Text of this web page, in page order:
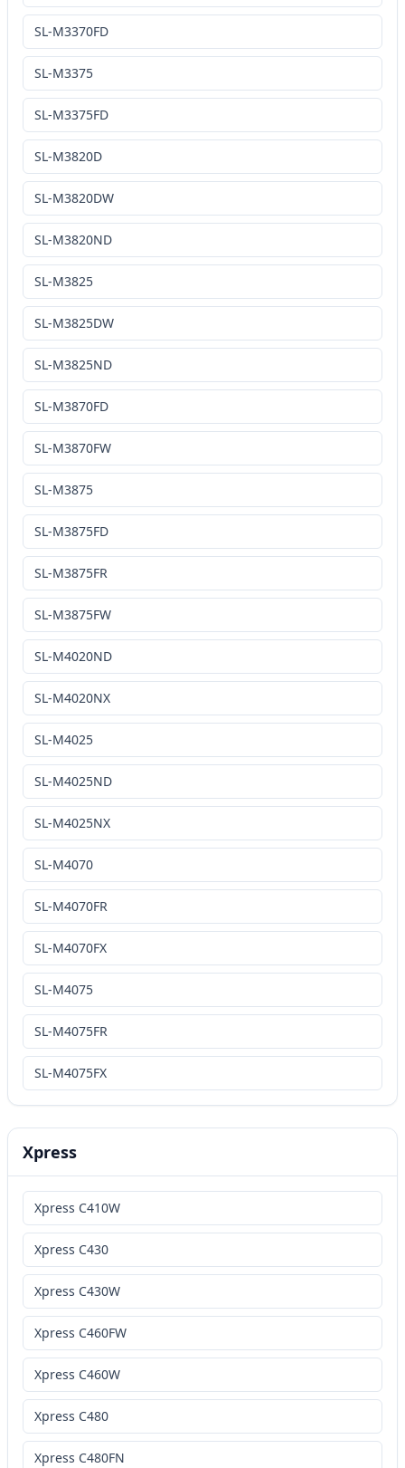
SL-M3370FD
SL-M3375
SL-M3375FD
SL-M3820D
SL-M3820DW
SL-M3820ND
SL-M3825
SL-M3825DW
SL-M3825ND
SL-M3870FD
SL-M3870FW
SL-M3875
SL-M3875FD
SL-M3875FR
SL-M3875FW
SL-M4020ND
SL-M4020NX
SL-M4025
SL-M4025ND
SL-M4025NX
SL-M4070
SL-M4070FR
SL-M4070FX
SL-M4075
SL-M4075FR
SL-M4075FX
Xpress
Xpress C410W
Xpress C430
Xpress C430W
Xpress C460FW
Xpress C460W
Xpress C480
Xpress C480FN